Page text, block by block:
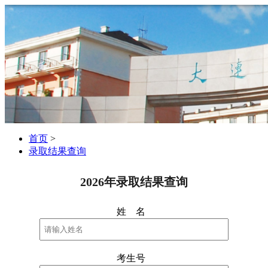
首页 >
录取结果查询
2026年录取结果查询
姓 名
考生号